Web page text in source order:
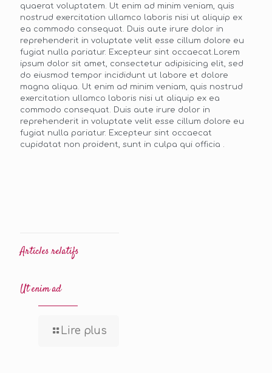
quaerat voluptatem. Ut enim ad minim veniam, quis
nostrud exercitation ullamco laboris nisi ut aliquip ex
ea commodo consequat. Duis aute irure dolor in
reprehenderit in voluptate velit esse cillum dolore eu
fugiat nulla pariatur. Excepteur sint occaecat.Lorem
ipsum dolor sit amet, consectetur adipisicing elit, sed
do eiusmod tempor incididunt ut labore et dolore
magna aliqua. Ut enim ad minim veniam, quis nostrud
exercitation ullamco laboris nisi ut aliquip ex ea
commodo consequat. Duis aute irure dolor in
reprehenderit in voluptate velit esse cillum dolore eu
fugiat nulla pariatur. Excepteur sint occaecat
cupidatat non proident, sunt in culpa qui officia .
Articles relatifs
Ut enim ad
Lire plus